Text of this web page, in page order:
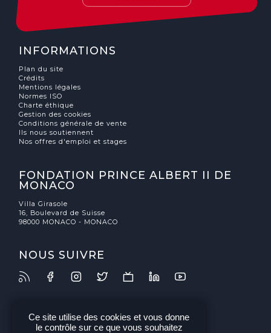
INFORMATIONS
Plan du site
Crédits
Mentions légales
Normes ISO
Charte éthique
Gestion des cookies
Conditions générale de vente
Ils nous soutiennent
Nos offres d'emploi et stages
FONDATION PRINCE ALBERT II DE
MONACO
Villa Girasole
16, Boulevard de Suisse
98000 MONACO - MONACO
NOUS SUIVRE
Ce site utilise des cookies et vous donne
le contrôle sur ce que vous souhaitez